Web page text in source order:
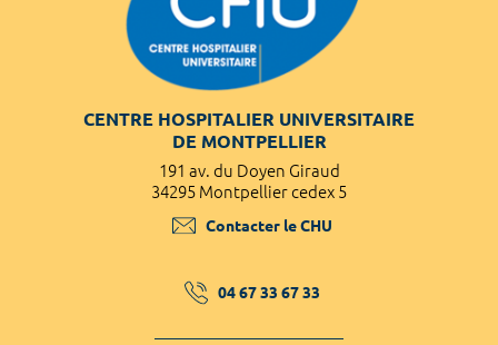
CENTRE HOSPITALIER UNIVERSITAIRE
DE MONTPELLIER
191 av. du Doyen Giraud
34295 Montpellier cedex 5
Contacter le CHU
04 67 33 67 33